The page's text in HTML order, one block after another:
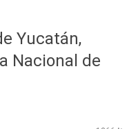
Yucatán,
Nacional de